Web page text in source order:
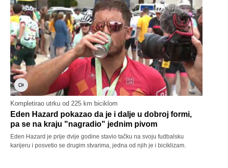
Kompletirao utrku od 225 km biciklom
Eden Hazard pokazao da je i dalje u dobroj formi,
pa se na kraju "nagradio" jednim pivom
Eden Hazard je prije dvije godine stavio tačku na svoju fudbalsku
karijeru i posvetio se drugim stvarima, jedna od njih je i biciklizam.